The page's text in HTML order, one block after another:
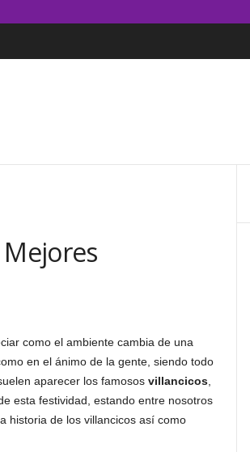
como el ambiente cambia de una
en el ánimo de la gente, siendo todo
aparecer los famosos villancicos,
esta festividad, estando entre nosotros
historia de los villancicos así como